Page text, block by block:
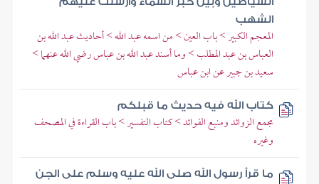
الشهب
المعجم الكبير > باب العين > من اسمه عبد الله > أحاديث عبد الله بن
العباس بن عبد المطلب > وما أسند عبد الله بن عباس رضي الله عنهما >
سعيد بن جبير عن ابن عباس
كتاب الله فيه حديث ما قبلكم
مجمع الزوائد ومنبع الفوائد > كتاب التفسير > باب القراءة في المصحف
وغيره
ما قرأ رسول الله صلى الله عليه وسلم على الجن